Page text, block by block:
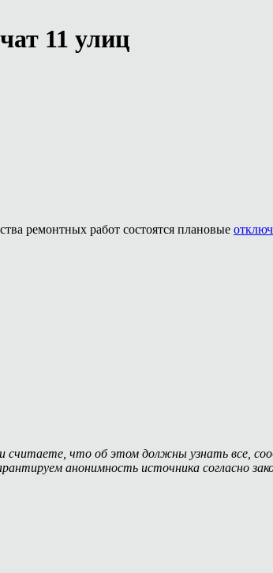
11 улиц
ремонтных работ состоятся плановые
считаете, что об этом должны узнать все,
анонимность источника согласно